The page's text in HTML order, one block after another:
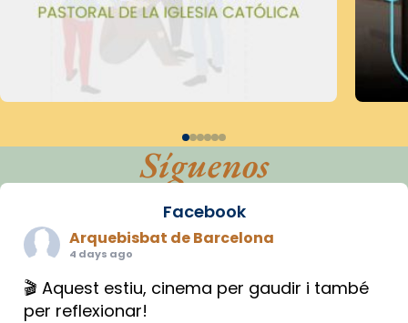
Síguenos
Facebook
Arquebisbat de Barcelona
4 days ago
🎬 Aquest estiu, cinema per gaudir i també
per reflexionar!